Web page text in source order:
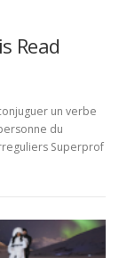
Read
un verbe
du
Superprof